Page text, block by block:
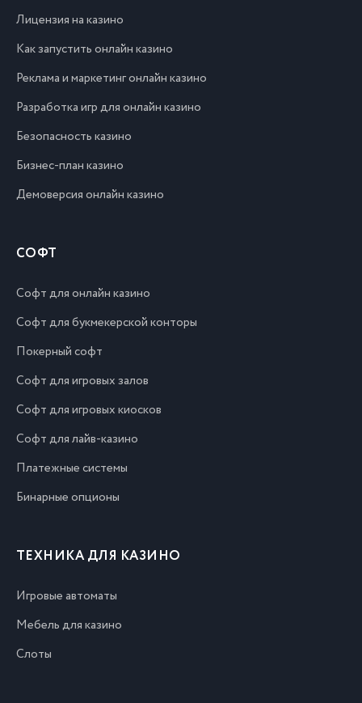
Лицензия на казино
Как запустить онлайн казино
Реклама и маркетинг онлайн казино
Разработка игр для онлайн казино
Безопасность казино
Бизнес-план казино
Демоверсия онлайн казино
СОФТ
Софт для онлайн казино
Софт для букмекерской конторы
Покерный софт
Софт для игровых залов
Софт для игровых киосков
Софт для лайв-казино
Платежные системы
Бинарные опционы
ТЕХНИКА ДЛЯ КАЗИНО
Игровые автоматы
Мебель для казино
Слоты